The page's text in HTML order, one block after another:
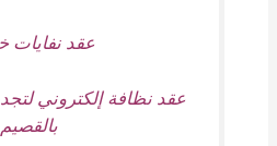
عقد نفايات
عقد نظافة إلكتروني
بالقصيم